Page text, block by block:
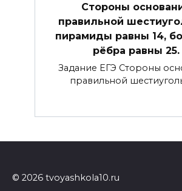
Стороны
правильной
пирамиды равны 14,
рёбра равны 25.
Задание ЕГЭ Стороны
правильной
© 2026 tvoyashkola10.ru